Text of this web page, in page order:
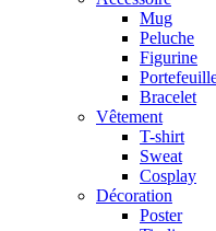
Mug
Peluche
Figurine
Bracelet
Vêtement
T-shirt
Sweat
Cosplay
Décoration
Poster